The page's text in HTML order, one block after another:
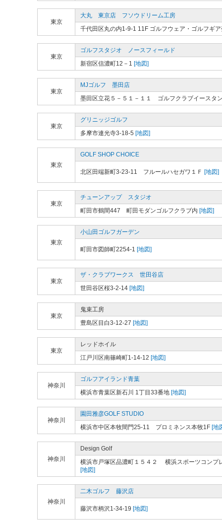
東京
大丸 東京店 フソウドリーム工房
千代田区丸の内1-9-1 11F ゴルフウェア・ゴルフギ
東京
ゴルフスタジオ ノースフィールド
新宿区信濃町12－1 [地図]
東京
MJゴルフ 墨田店
墨田区立花５－５１－１１ ゴルフクラブイースタ
東京
グリニッジゴルフ
多摩市連光寺3-18-5 [地図]
東京
GOLF SHOP CHOICE
北区田端新町3-23-11 フルールハセガワ１Ｆ [地図]
東京
チューンアップ スタジオ
町田市鶴間447 町田モダンゴルフクラブ内 [地図]
東京
小山田ゴルフガーデン
町田市図師町2254-1 [地図]
東京
ザ・クラブワークス 世田谷店
世田谷区桜3-2-14 [地図]
東京
鬼束工房
豊島区目白3-12-27 [地図]
東京
レッドホイル
江戸川区南篠崎町1-14-12 [地図]
神奈川
ゴルフアイランド青葉
横浜市青葉区新石川 1丁目33番地 [地図]
神奈川
園田雅彦GOLF STUDIO
横浜市中区本牧間門25-11 プロミネンス本牧1F [地
神奈川
Design Golf
横浜市戸塚区品濃町１５４２ 横浜スポーツコンプ
[地図]
神奈川
二木ゴルフ 藤沢店
藤沢市柄沢1-34-19 [地図]